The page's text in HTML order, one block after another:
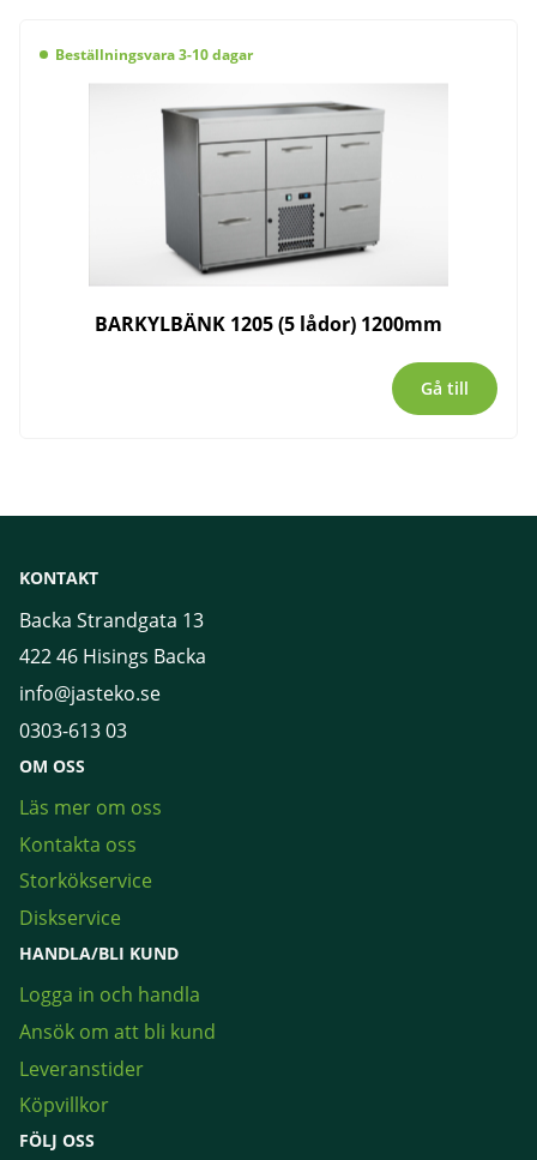
Beställningsvara 3-10 dagar
BARKYLBÄNK 1205 (5 lådor) 1200mm
Gå till
KONTAKT
Backa Strandgata 13
422 46 Hisings Backa
info@jasteko.se
0303-613 03
OM OSS
Läs mer om oss
Kontakta oss
Storkökservice
Diskservice
HANDLA/BLI KUND
Logga in och handla
Ansök om att bli kund
Leveranstider
Köpvillkor
FÖLJ OSS